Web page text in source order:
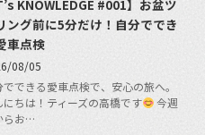
KNOWLEDGE #001】お盆ツ
ング前に5分だけ！自分ででき
車点検
08/05
でできる愛車点検で、安心の旅へ。
にちは！ティーズの高橋です
今週
らお…